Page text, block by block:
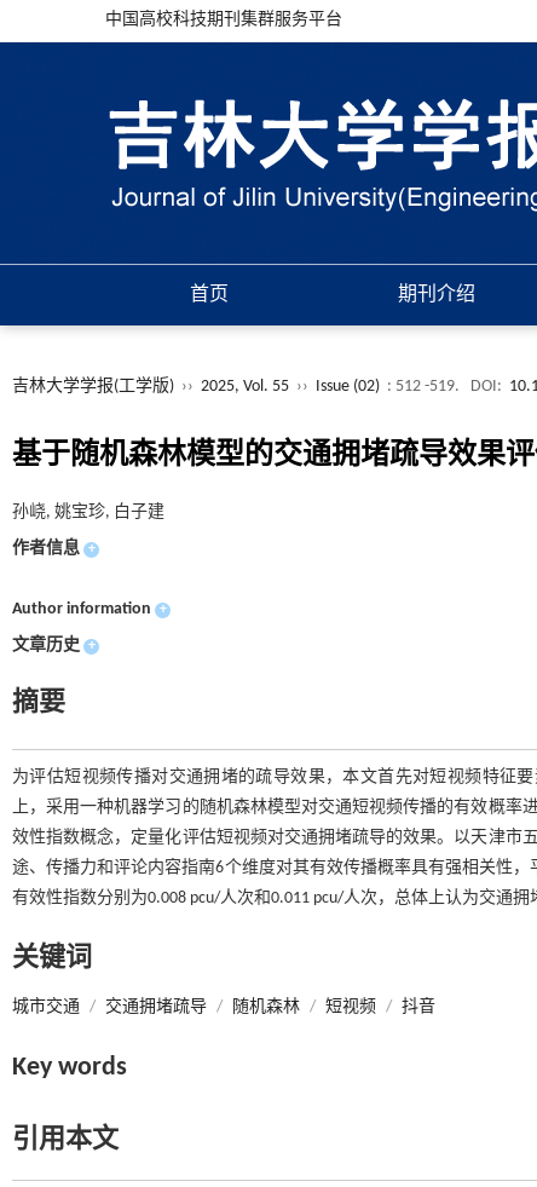
中国高校科技期刊集群服务平台
首页 期刊介绍
吉林大学学报(工学版) ›› 2025, Vol. 55 ›› Issue (02) : 512 -519. DOI:
基于随机森林模型的交通拥堵疏导效果
孙峣, 姚宝珍, 白子建
作者信息 +
Author information +
文章历史 +
摘要
为评估短视频传播对交通拥堵的疏导效果，本文首先对短视频特征
上，采用一种机器学习的随机森林模型对交通短视频传播的有效概率
效性指数概念，定量化评估短视频对交通拥堵疏导的效果。以天津市
途、传播力和评论内容指南6个维度对其有效传播概率具有强相关性
有效性指数分别为0.008 pcu/人次和0.011 pcu/人次，总体上认为交通
关键词
城市交通 / 交通拥堵疏导 / 随机森林 / 短视频 / 抖音
Key words
引用本文